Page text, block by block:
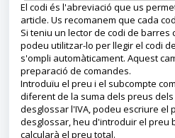
El codi és l'abreviació que us
article. Us recomanem que cada
Si teniu un lector de codi de
podeu utilitzar-lo per llegir el codi
s'ompli automàticament. Aquest
preparació de comandes.
Introduïu el preu i el subcompte
diferent de la suma dels preus
desglossar l'IVA, podeu escriure el
desglossar, heu d'introduir el preu
calcularà el preu total.